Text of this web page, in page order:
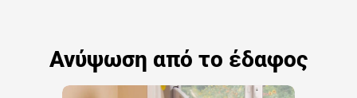
Ανύψωση από το έδαφος